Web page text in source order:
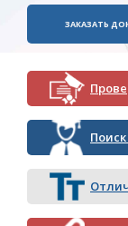
ЗАКАЗАТЬ